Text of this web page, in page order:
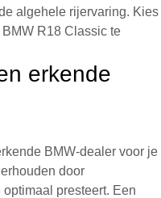
algehele rijervaring. Kies
R18 Classic te
erkende
BMW-dealer voor je
door
presteert. Een